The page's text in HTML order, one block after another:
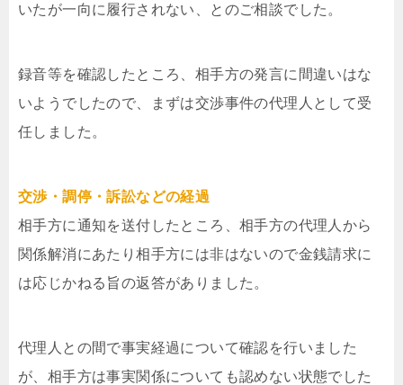
いたが一向に履行されない、とのご相談でした。
録音等を確認したところ、相手方の発言に間違いはな
いようでしたので、まずは交渉事件の代理人として受
任しました。
交渉・調停・訴訟などの経過
相手方に通知を送付したところ、相手方の代理人から
関係解消にあたり相手方には非はないので金銭請求に
は応じかねる旨の返答がありました。
代理人との間で事実経過について確認を行いました
が、相手方は事実関係についても認めない状態でした